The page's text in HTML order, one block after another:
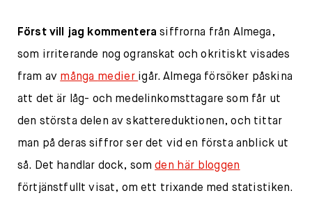
Först vill jag kommenterasiffrorna från Almega,
som irriterande nog ogranskat och okritiskt visades
fram av många medier igår. Almega försöker påskina
att det är låg- och medelinkomsttagare som får ut
den största delen av skattereduktionen, och tittar
man på deras siffror ser det vid en första anblick ut
så. Det handlar dock, somden här bloggen
förtjänstfullt visat, om ett trixande med statistiken.